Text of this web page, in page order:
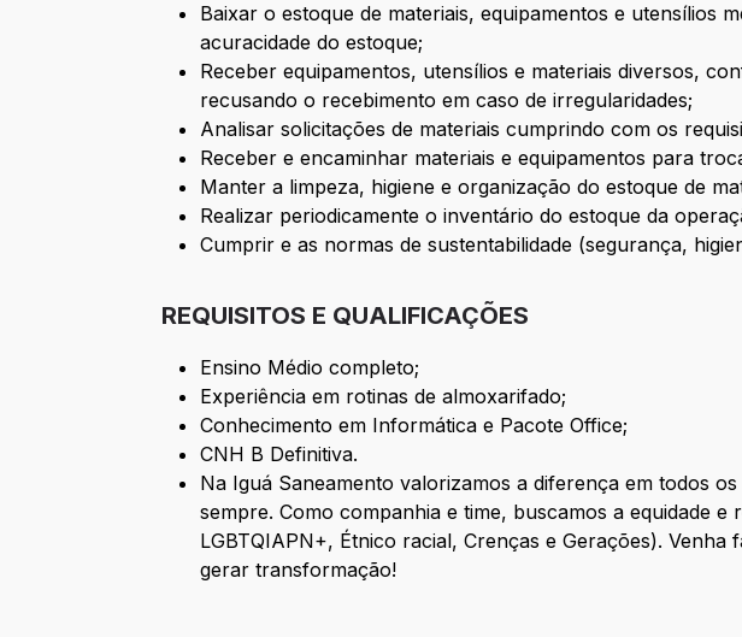
Baixar o estoque de materiais, equipamentos e utensílios
acuracidade do estoque;
Receber equipamentos, utensílios e materiais diversos,
recusando o recebimento em caso de irregularidades;
Analisar solicitações de materiais cumprindo com os
Receber e encaminhar materiais e equipamentos para
Manter a limpeza, higiene e organização do estoque de
Realizar periodicamente o inventário do estoque da
Cumprir e as normas de sustentabilidade (segurança,
REQUISITOS E QUALIFICAÇÕES
Ensino Médio completo;
Experiência em rotinas de almoxarifado;
Conhecimento em Informática e Pacote Office;
CNH B Definitiva.
Na Iguá Saneamento valorizamos a diferença em todos
sempre. Como companhia e time, buscamos a equidade
LGBTQIAPN+, Étnico racial, Crenças e Gerações).
gerar transformação!